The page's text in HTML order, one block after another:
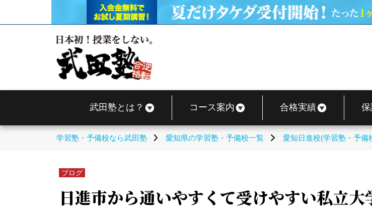
武田塾とは？ コース案内 合格実績
学習塾・予備校なら武田塾 愛知県の学習塾・予備校一覧 愛知日進校(学習塾・予備
ブログ
日進市から通いやすくて受けやすい私立大